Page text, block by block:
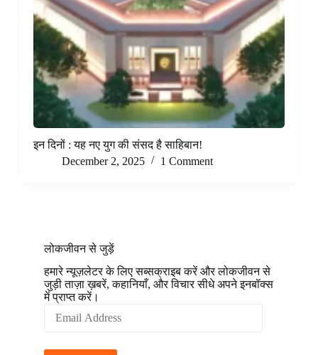
इन दिनों : यह नए युग की संसद है साहिबान!
December 2, 2025
1 Comment
लोकजीवन से जुड़ें
हमारे न्यूज़लेटर के लिए सब्सक्राइब करें और लोकजीवन से
जुड़ी ताज़ा ख़बरें, कहानियाँ, और विचार सीधे अपने इनबॉक्स
में प्राप्त करें।
Address